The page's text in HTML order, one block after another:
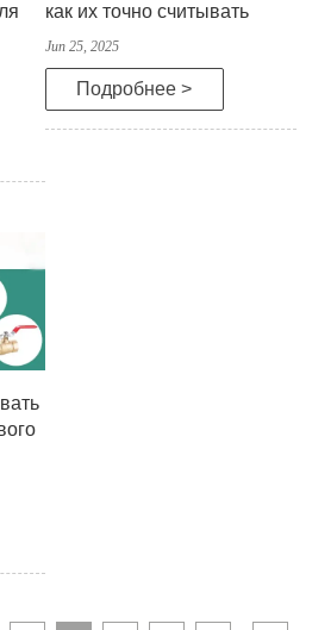
как их точно считывать
Jun 25, 2025
Подробнее >